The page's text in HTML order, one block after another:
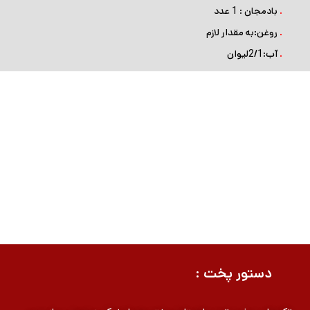
. بادمجان : 1 عدد
. روغن:به مقدار لازم
.آب:2/1لیوان
دستور پخت :